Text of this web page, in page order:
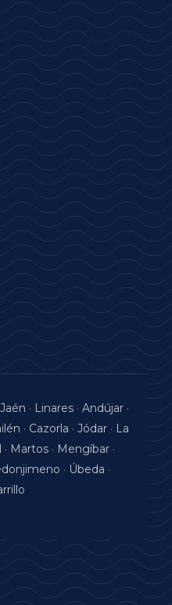
Jaén · Linares · Andújar ·
· Cazorla · Jódar · La
· Martos · Mengíbar ·
· Úbeda ·